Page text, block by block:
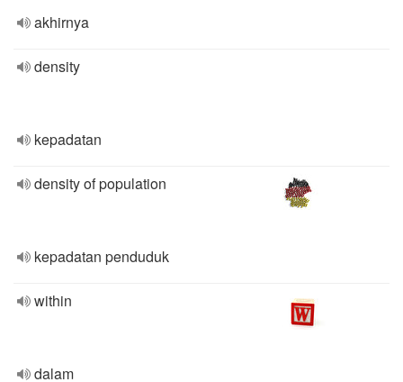
akhirnya
density
kepadatan
density of population
kepadatan penduduk
within
dalam